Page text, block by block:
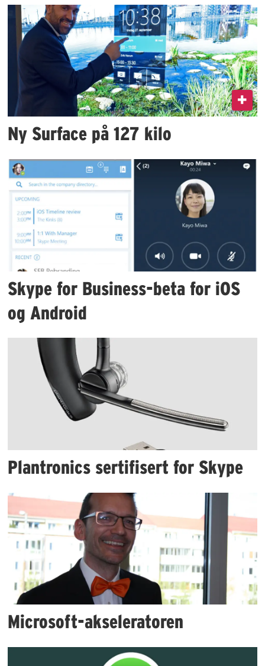
Ny Surface på 127 kilo
Skype for Business-beta for iOS
og Android
Plantronics sertifisert for Skype
Microsoft-akseleratoren